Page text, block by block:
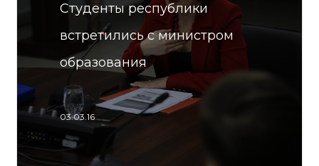
Студенты республики
встретились с министром
образования
03.03.16